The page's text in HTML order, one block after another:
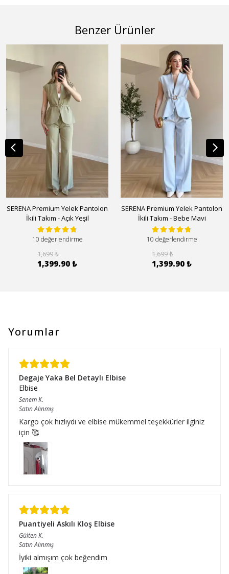
Benzer Ürünler
SERENA Premium Yelek Pantolon
İkili Takım - Açık Yeşil
10 değerlendirme
1,699 ₺
1,399.90 ₺
SERENA Premium Yelek Pantolon
İkili Takım - Bebe Mavi
10 değerlendirme
1,699 ₺
1,399.90 ₺
Yorumlar
Degaje Yaka Bel Detaylı Elbise
Elbise
SenemK.
Satın Alınmış
Kargo çok hızlıydı ve elbise mükemmel teşekkürler ilginiz
için 🥰
Puantiyeli Askılı Kloş Elbise
GültenK.
Satın Alınmış
İyiki almışım çok beğendim